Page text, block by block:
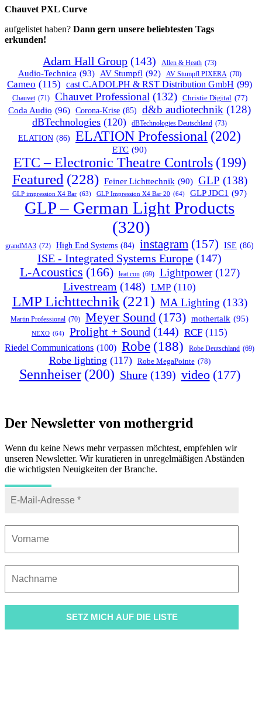
Chauvet PXL Curve
aufgelistet haben? Dann gern unsere beliebtesten Tags
erkunden!
Adam Hall Group (143) Allen & Heath (73)
Audio-Technica (93) AV Stumpfl (92) AV Stumpfl PIXERA (70)
Cameo (115) cast C.ADOLPH & RST Distribution GmbH (99)
Chauvet (71) Chauvet Professional (132) Christie Digital (77)
Coda Audio (96) Corona-Krise (85) d&b audiotechnik (128)
dBTechnologies (120) dBTechnologies Deutschland (73)
ELATION (86) ELATION Professional (202)
ETC (90)
ETC – Electronic Theatre Controls (199)
Featured (228) Feiner Lichttechnik (90) GLP (138)
GLP impression X4 Bar (63) GLP Impression X4 Bar 20 (64) GLP JDC1 (97)
GLP – German Light Products
(320)
grandMA3 (72) High End Systems (84) instagram (157) ISE (86)
ISE - Integrated Systems Europe (147)
L-Acoustics (166) leat con (69) Lightpower (127)
Livestream (148) LMP (110)
LMP Lichttechnik (221) MA Lighting (133)
Martin Professional (70) Meyer Sound (173) mothertalk (95)
NEXO (64) Prolight + Sound (144) RCF (115)
Riedel Communications (100) Robe (188) Robe Deutschland (69)
Robe lighting (117) Robe MegaPointe (78)
Sennheiser (200) Shure (139) video (177)
Der Newsletter von mothergrid
Wenn du keine News mehr verpassen möchtest, empfehlen wir
unseren Newsletter. Wir kuratieren in unregelmäßigen Abständen
die wichtigsten Neuigkeiten der Branche.